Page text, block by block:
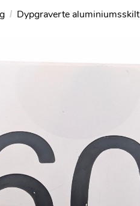
Dypgraverte aluminiumsskilt